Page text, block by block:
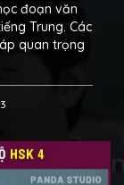
đoạn văn
Trung. Các
quan trọng